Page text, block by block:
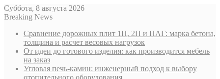
Суббота, 8 августа 2026
Breaking News
Сравнение дорожных плит 1П, 2П и ПАГ: марка бетона,
толщина и расчет весовых нагрузок
От идеи до готового изделия: как производится мебель
на заказ
Угловая печь-камин: инженерный подход к выбору
отопительного оборудования